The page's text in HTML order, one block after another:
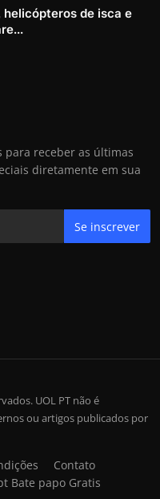
helicópteros de isca e
para receber as últimas
diretamente em sua
Se inscrever
UOL PT não é
ou artigos publicados por
Contato
Bate papo Gratis